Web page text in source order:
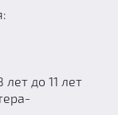
до 11 лет